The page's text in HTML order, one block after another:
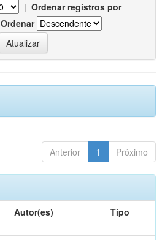
| Ordenar registros por
Ordenar
Anterior 1 Próximo
Autor(es) Tipo